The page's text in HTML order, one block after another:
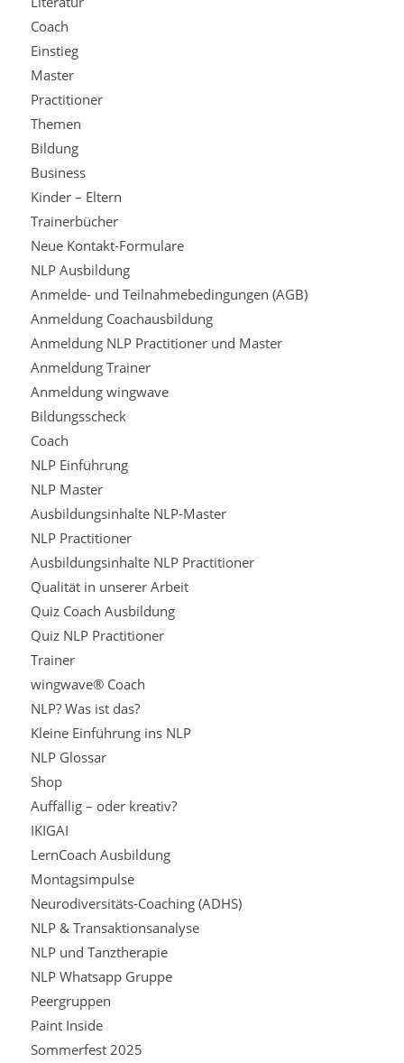
Coach
Einstieg
Master
Practitioner
Themen
Bildung
Business
Kinder – Eltern
Trainerbücher
Neue Kontakt-Formulare
NLP Ausbildung
Anmelde- und Teilnahmebedingungen (AGB)
Anmeldung Coachausbildung
Anmeldung NLP Practitioner und Master
Anmeldung Trainer
Anmeldung wingwave
Bildungsscheck
Coach
NLP Einführung
NLP Master
Ausbildungsinhalte NLP-Master
NLP Practitioner
Ausbildungsinhalte NLP Practitioner
Qualität in unserer Arbeit
Quiz Coach Ausbildung
Quiz NLP Practitioner
Trainer
wingwave® Coach
NLP? Was ist das?
Kleine Einführung ins NLP
NLP Glossar
Shop
Auffällig – oder kreativ?
IKIGAI
LernCoach Ausbildung
Montagsimpulse
Neurodiversitäts-Coaching (ADHS)
NLP & Transaktionsanalyse
NLP und Tanztherapie
NLP Whatsapp Gruppe
Peergruppen
Paint Inside
Sommerfest 2025